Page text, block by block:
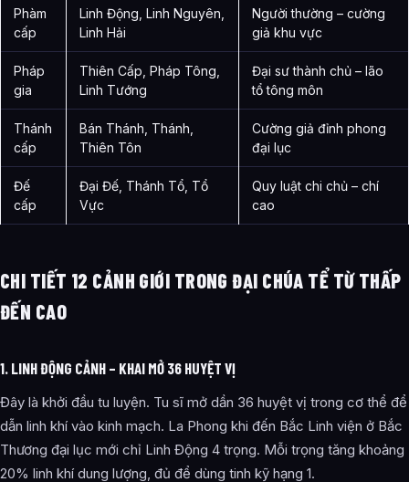
Phàm
cấp
Linh Động, Linh Nguyên,
Linh Hải
Người thường – cường
giả khu vực
Pháp
gia
Thiên Cấp, Pháp Tông,
Linh Tướng
Đại sư thành chủ – lão
tổ tông môn
Thánh
cấp
Bán Thánh, Thánh,
Thiên Tôn
Cường giả đỉnh phong
đại lục
Đế
cấp
Đại Đế, Thánh Tổ, Tổ
Vực
Quy luật chi chủ – chí
cao
CHI TIẾT 12 CẢNH GIỚI TRONG ĐẠI CHÚA TỂ TỪ THẤP
ĐẾN CAO
1. LINH ĐỘNG CẢNH – KHAI MỞ 36 HUYỆT VỊ
Đây là khởi đầu tu luyện. Tu sĩ mở dần 36 huyệt vị trong cơ thể để
dẫn linh khí vào kinh mạch. La Phong khi đến Bắc Linh viện ở Bắc
Thương đại lục mới chỉ Linh Động 4 trọng. Mỗi trọng tăng khoảng
20% linh khí dung lượng, đủ để dùng tinh kỹ hạng 1.